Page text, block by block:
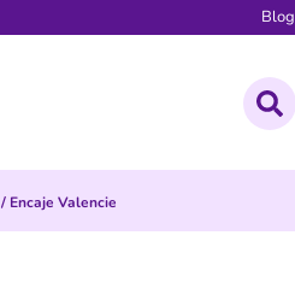
Blog
/ Encaje Valencie